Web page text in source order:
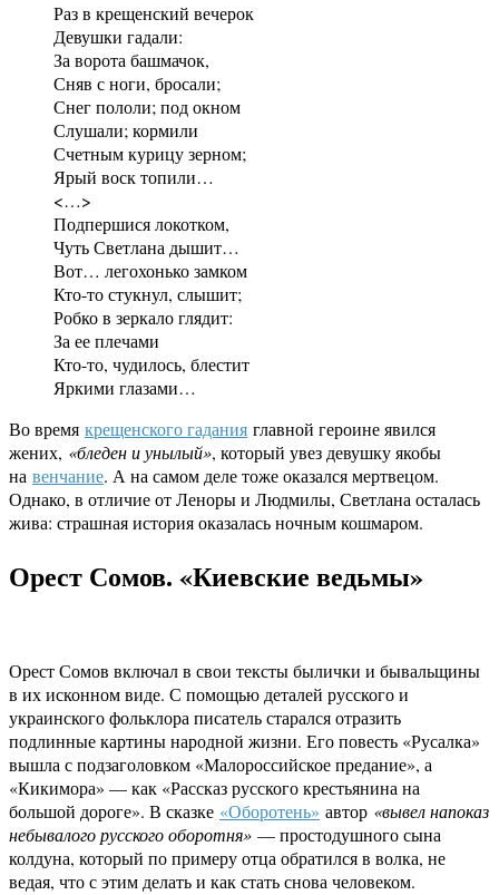
Раз в крещенский вечерок
Девушки гадали:
За ворота башмачок,
Сняв с ноги, бросали;
Снег пололи; под окном
Слушали; кормили
Счетным курицу зерном;
Ярый воск топили…
<…>
Подпершися локотком,
Чуть Светлана дышит…
Вот… легохонько замком
Кто-то стукнул, слышит;
Робко в зеркало глядит:
За ее плечами
Кто-то, чудилось, блестит
Яркими глазами…
Во время крещенского гадания главной героине явился
жених, «бледен и унылый», который увез девушку якобы
на венчание. А на самом деле тоже оказался мертвецом.
Однако, в отличие от Леноры и Людмилы, Светлана осталась
жива: страшная история оказалась ночным кошмаром.
Орест Сомов. «Киевские ведьмы»
Орест Сомов включал в свои тексты былички и бывальщины
в их исконном виде. С помощью деталей русского и
украинского фольклора писатель старался отразить
подлинные картины народной жизни. Его повесть «Русалка»
вышла с подзаголовком «Малороссийское предание», а
«Кикимора» — как «Рассказ русского крестьянина на
большой дороге». В сказке «Оборотень» автор «вывел напоказ
небывалого русского оборотня» — простодушного сына
колдуна, который по примеру отца обратился в волка, не
ведая, что с этим делать и как стать снова человеком.